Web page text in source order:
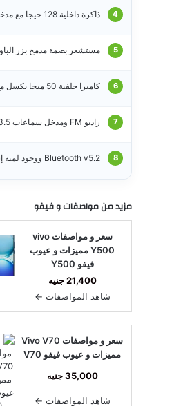
ذاكرة داخلية 128 جيجا مع مدخل مخصص لكارت الذاكرة
مستشعر بصمة مدمج بزر
كاميرا خلفية 50 ميجا بكسل مع تصوير 1080p@30fps
راديو FM ومدخل سماعات 3.5 مم
Bluetooth v5.2 ووجود لمبة إشعارات
مزيد من مواصفات وفيفو
سعر و مواصفات vivo
Y500 مميزات و عيوب
فيفو Y500
21,400 جنيه
شاهد المواصفات ←
سعر و مواصفات Vivo V70
مميزات و عيوب فيفو V70
35,000 جنيه
شاهد المواصفات ←